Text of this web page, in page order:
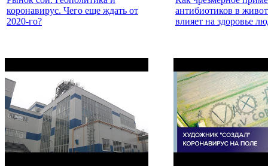
коронавирус. Чего еще ждать от
2020-го?
антибиотиков в
влияет на здоровье